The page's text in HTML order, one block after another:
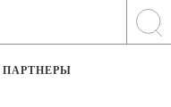
ПАРТНЕРЫ